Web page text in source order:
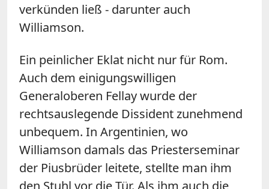
verkünden ließ - darunter auch
Williamson.
Ein peinlicher Eklat nicht nur für Rom.
Auch dem einigungswilligen
Generaloberen Fellay wurde der
rechtsauslegende Dissident zunehmend
unbequem. In Argentinien, wo
Williamson damals das Priesterseminar
der Piusbrüder leitete, stellte man ihm
den Stuhl vor die Tür. Als ihm auch die